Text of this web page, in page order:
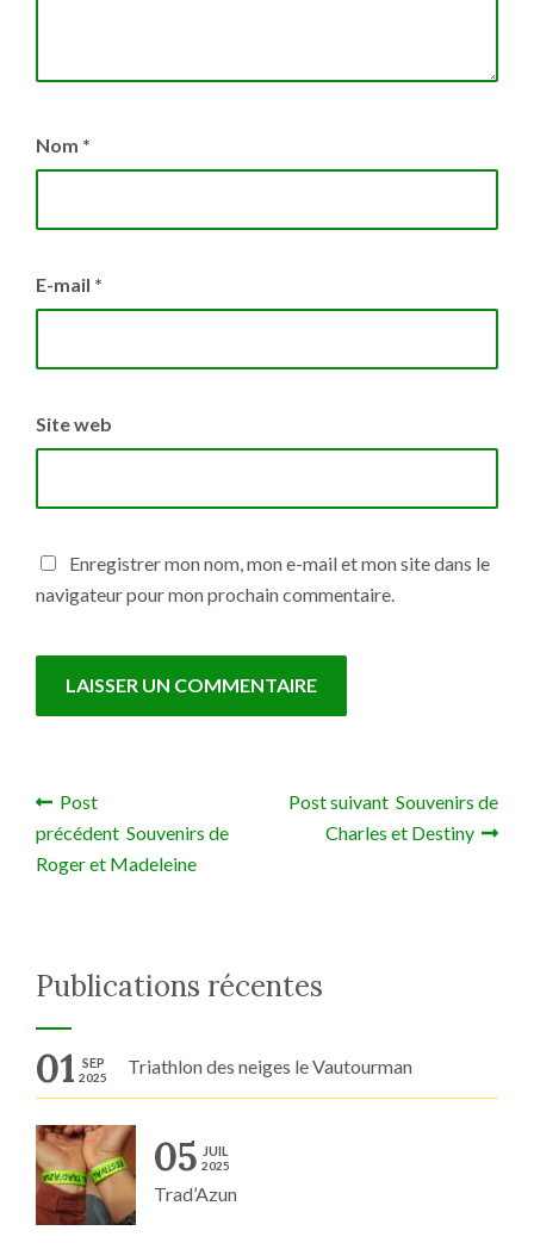
Nom *
E-mail *
Site web
Enregistrer mon nom, mon e-mail et mon site dans le
navigateur pour mon prochain commentaire.
Navigation de l’article
Post
précédent Souvenirs de
Roger et Madeleine
Post suivant Souvenirs de
Charles et Destiny
Publications récentes
01 SEP
2025 Triathlon des neiges le Vautourman
05 JUIL
2025
Trad’Azun